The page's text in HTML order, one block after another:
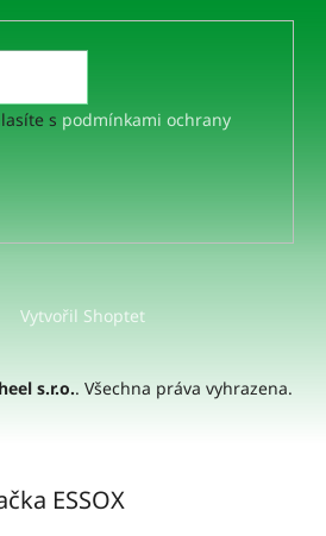
s podmínkami ochrany
Vytvořil Shoptet
s.r.o.. Všechna práva vyhrazena.
ESSOX